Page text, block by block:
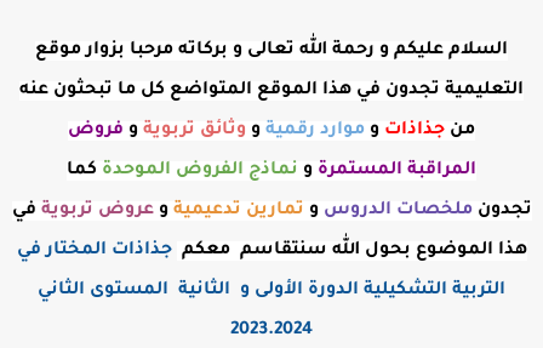
السلام عليكم و رحمة الله تعالى و بركاته مرحبا بزوار موقع
التعليمية تجدون في هذا الموقع المتواضع كل ما تبحثون عنه
من جذاذات و موارد رقمية و وثائق تربوية و فروض
المراقبة المستمرة و نماذج الفروض الموحدة كما
تجدونملخصات الدروس و تمارين تدعيمية وعروض تربوية في
هذا الموضوع بحول الله سنتقاسم معكم جذاذات المختار في
التربية التشكيلية الدورة الأولى و الثانية المستوى الثاني
2023.2024